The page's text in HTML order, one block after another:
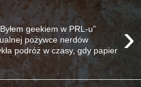
›
geekiem w PRL-u”
pożywce nerdów
podróż w czasy, gdy papier